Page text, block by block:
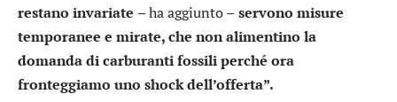
restano invariate – ha aggiunto – servono misure
temporanee e mirate, che non alimentino la
domanda di carburanti fossili perché ora
fronteggiamo uno shock dell’offerta”.